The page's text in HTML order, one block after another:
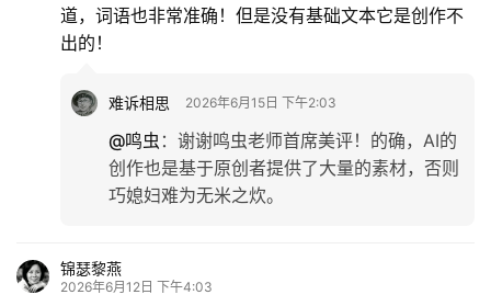
道，词语也非常准确！但是没有基础文本它是创作不
出的！
难诉相思 2026年6月15日 下午2:03
@鸣虫 ： 谢谢鸣虫老师首席美评！的确，AI的
创作也是基于原创者提供了大量的素材，否则
巧媳妇难为无米之炊。
锦瑟黎燕
2026年6月12日 下午4:03